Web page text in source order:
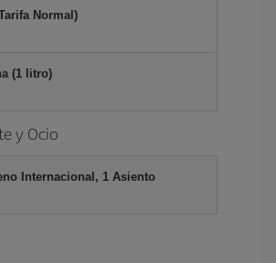
Normal)
(1 litro)
y Ocio
Internacional, 1 Asiento